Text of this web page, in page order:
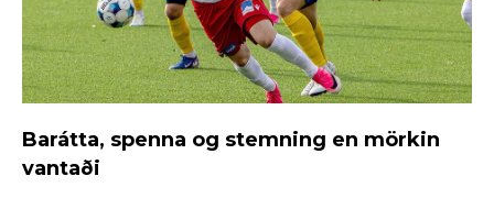
Barátta, spenna og stemning en mörkin
vantaði